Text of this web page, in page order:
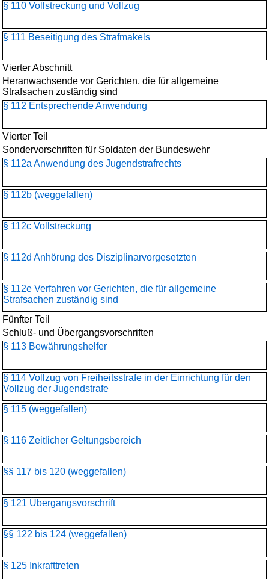
§ 110 Vollstreckung und Vollzug
§ 111 Beseitigung des Strafmakels
Vierter Abschnitt
Heranwachsende vor Gerichten, die für allgemeine
Strafsachen zuständig sind
§ 112 Entsprechende Anwendung
Vierter Teil
Sondervorschriften für Soldaten der Bundeswehr
§ 112a Anwendung des Jugendstrafrechts
§ 112b (weggefallen)
§ 112c Vollstreckung
§ 112d Anhörung des Disziplinarvorgesetzten
§ 112e Verfahren vor Gerichten, die für allgemeine
Strafsachen zuständig sind
Fünfter Teil
Schluß- und Übergangsvorschriften
§ 113 Bewährungshelfer
§ 114 Vollzug von Freiheitsstrafe in der Einrichtung für den
Vollzug der Jugendstrafe
§ 115 (weggefallen)
§ 116 Zeitlicher Geltungsbereich
§§ 117 bis 120 (weggefallen)
§ 121 Übergangsvorschrift
§§ 122 bis 124 (weggefallen)
§ 125 Inkrafttreten